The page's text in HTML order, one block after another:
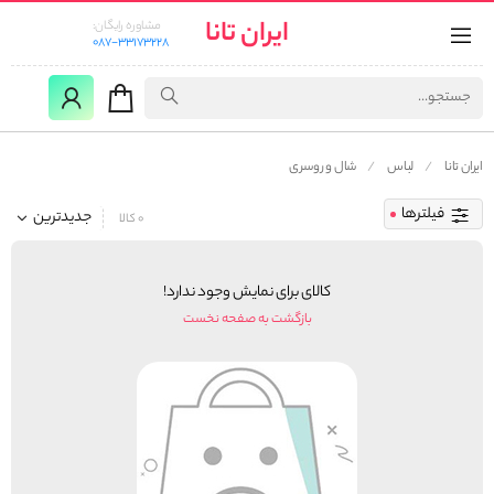
ایران تانا
مشاوره رایگان:
087-33173228
ایران تانا لباس شال و روسری
فیلترها جدیدترین 0 کالا
کالای برای نمایش وجود ندارد!
بازگشت به صفحه نخست